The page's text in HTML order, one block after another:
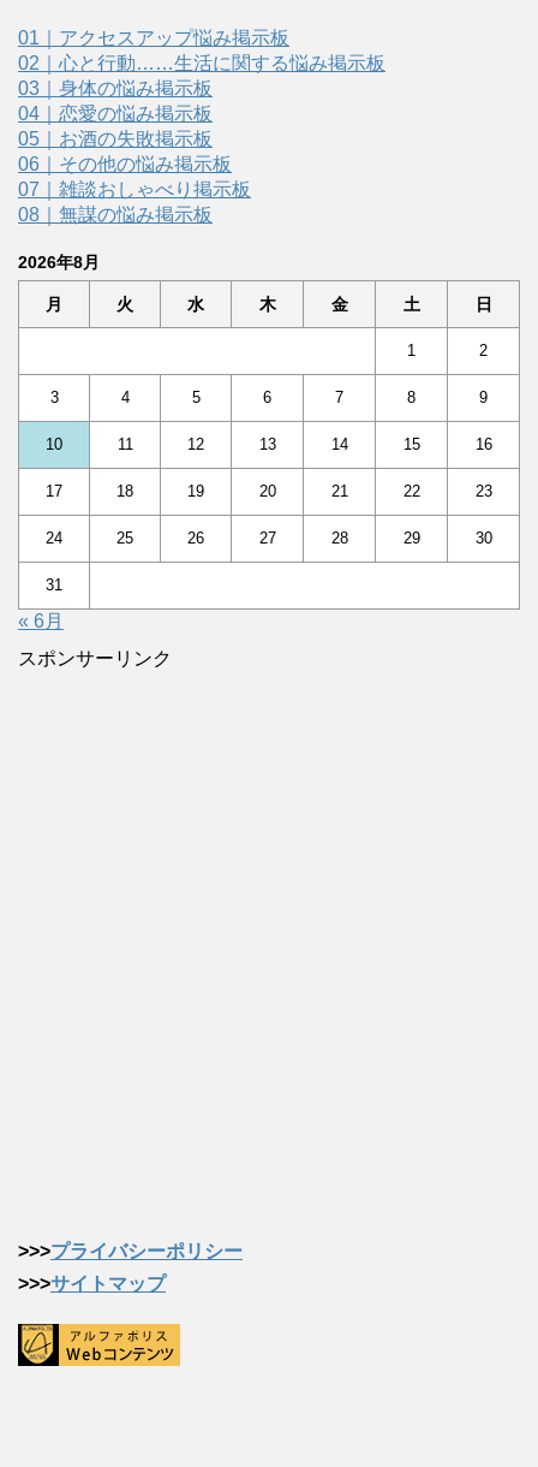
01｜アクセスアップ悩み掲示板
02｜心と行動……生活に関する悩み掲示板
03｜身体の悩み掲示板
04｜恋愛の悩み掲示板
05｜お酒の失敗掲示板
06｜その他の悩み掲示板
07｜雑談おしゃべり掲示板
08｜無謀の悩み掲示板
2026年8月
月 火 水 木 金 土 日
1 2
3 4 5 6 7 8 9
10 11 12 13 14 15 16
17 18 19 20 21 22 23
24 25 26 27 28 29 30
31
« 6月
スポンサーリンク
>>>プライバシーポリシー
>>>サイトマップ